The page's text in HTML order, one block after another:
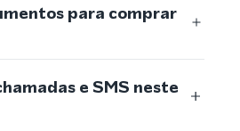
para comprar
e SMS neste